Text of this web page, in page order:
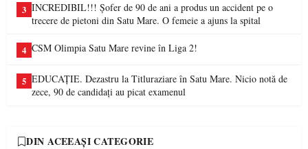
3 INCREDIBIL!!! Șofer de 90 de ani a produs un accident pe o
trecere de pietoni din Satu Mare. O femeie a ajuns la spital
4 CSM Olimpia Satu Mare revine în Liga 2!
5 EDUCAȚIE. Dezastru la Titluraziare în Satu Mare. Nicio notă de
zece, 90 de candidați au picat examenul
DIN ACEEAȘI CATEGORIE